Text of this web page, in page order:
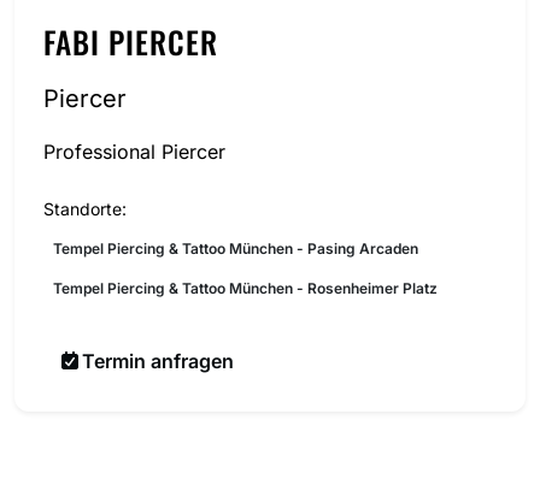
FABI PIERCER
Piercer
Professional Piercer
Standorte:
Tempel Piercing & Tattoo München - Pasing Arcaden
Tempel Piercing & Tattoo München - Rosenheimer Platz
Termin anfragen